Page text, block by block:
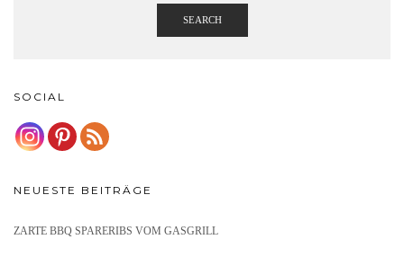
SEARCH
SOCIAL
NEUESTE BEITRÄGE
ZARTE BBQ SPARERIBS VOM GASGRILL